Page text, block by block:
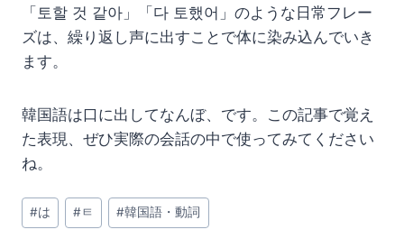
「토할 것 같아」「다 토했어」のような日常フレー
ズは、繰り返し声に出すことで体に染み込んでいき
ます。
韓国語は口に出してなんぼ、です。この記事で覚え
た表現、ぜひ実際の会話の中で使ってみてください
ね。
投
稿
#は #ㅌ #韓国語・動詞